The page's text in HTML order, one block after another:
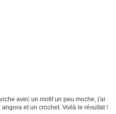
avec un motif un peu moche, j'ai
et un crochet. Voilà le résultat !